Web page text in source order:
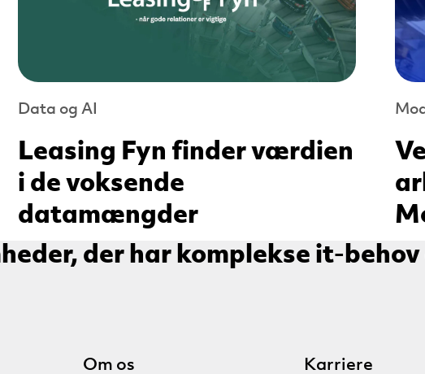
Data og AI
Leasing Fyn finder værdien
i de voksende
datamængder
der har komplekse it-
Om os Karriere